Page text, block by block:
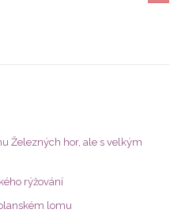
Železných hor, ale s velkým
rýžování
lomu